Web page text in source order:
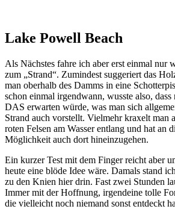
Lake Powell Beach
Als Nächstes fahre ich aber erst einmal nur
zum „Strand“. Zumindest suggeriert das
man oberhalb des Damms in eine
schon einmal irgendwann, wusste also,
DAS erwarten würde, was man sich
Strand auch vorstellt. Vielmehr kraxelt man
roten Felsen am Wasser entlang und hat an
Möglichkeit auch dort hineinzugehen.
Ein kurzer Test mit dem Finger reicht aber
heute eine blöde Idee wäre. Damals stand
zu den Knien hier drin. Fast zwei Stunden
Immer mit der Hoffnung, irgendeine tolle
die vielleicht noch niemand sonst entdeckt